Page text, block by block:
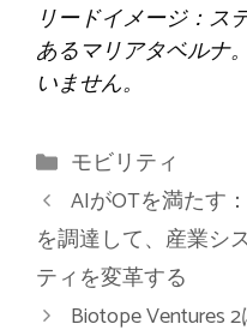
リードイメージ：ス
あるマリアタベルナ
いません。
カ
テ
ゴ
リ
ー
モビリティ
AIがOTを満たす
を調達して、産業シ
ティを変革する
Biotope Ventures